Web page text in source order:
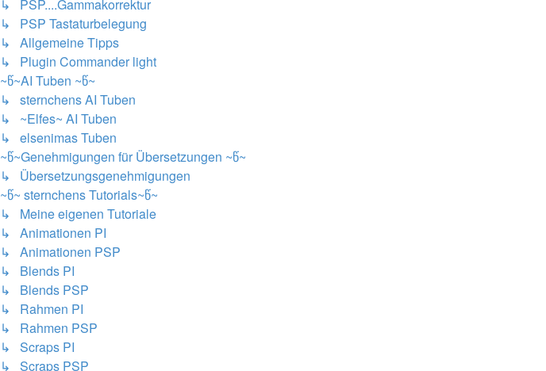
↳ PSP....Gammakorrektur
↳ PSP Tastaturbelegung
↳ Allgemeine Tipps
↳ Plugin Commander light
~წ~AI Tuben ~წ~
↳ sternchens AI Tuben
↳ ~Elfes~ AI Tuben
↳ elsenimas Tuben
~წ~Genehmigungen für Übersetzungen ~წ~
↳ Übersetzungsgenehmigungen
~წ~ sternchens Tutorials~წ~
↳ Meine eigenen Tutoriale
↳ Animationen PI
↳ Animationen PSP
↳ Blends PI
↳ Blends PSP
↳ Rahmen PI
↳ Rahmen PSP
↳ Scraps PI
↳ Scraps PSP